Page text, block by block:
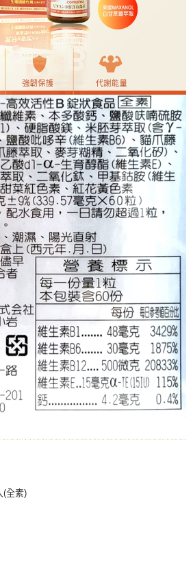
欲退款等相關疑問，請聯繫「AFTEE先享後付
support/home
公司提供之「AFTEE先享後付」服務完成之交
提供個人資料，並將交易相關給付款項請求債
公司。
請瀏覽以下網址：
得法定代理人或監護人之同意方可使用
經同意申辦者引起之損失，本公司不負相關責
」時，將依據個別帳號之用戶狀況，依本公司即
；若仍有額度不足之情形，本公司將視審查結果
使用他人資訊註冊。若發現惡意使用之情形，
停止該用戶之使用額度並採取法律行動。
(全素)